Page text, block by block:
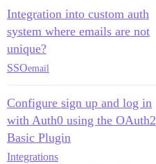
Integration into custom auth
system where emails are not
unique?
SSOemail
Configure sign up and log in
with Auth0 using the OAuth2
Basic Plugin
Integrations